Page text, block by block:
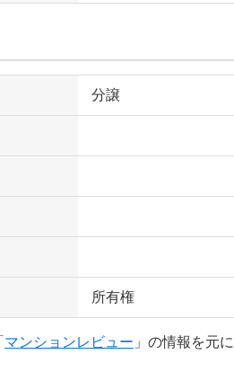
分譲
所有権
マンションレビュー 」の情報を元